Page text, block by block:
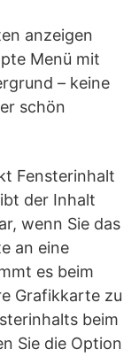
anzeigen
Menü mit
– keine
schön
Fensterinhalt
der Inhalt
wenn Sie das
an eine
es beim
Grafikkarte zu
beim
Sie die Option